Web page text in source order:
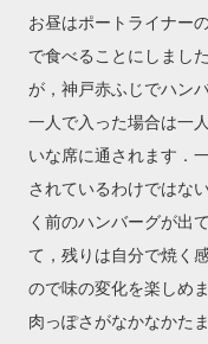
お昼はポートライナー
で食べることにしまし
が，神戸赤ふじでハン
一人で入った場合は一
いな席に通されます．
されているわけではな
く前のハンバーグが出
て，残りは自分で焼く
ので味の変化を楽しめ
肉っぽさがなかなかた